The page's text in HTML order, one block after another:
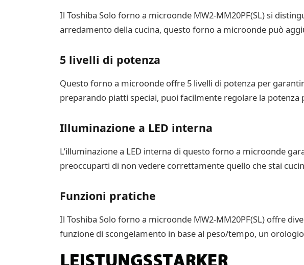
Il Toshiba Solo forno a microonde MW2-MM20PF(SL) si
arredamento della cucina, questo forno a microonde può
5 livelli di potenza
Questo forno a microonde offre 5 livelli di potenza per
preparando piatti speciai, puoi facilmente regolare la
Illuminazione a LED interna
L’illuminazione a LED interna di questo forno a microonde
preoccuparti di non vedere correttamente quello che stai
Funzioni pratiche
Il Toshiba Solo forno a microonde MW2-MM20PF(SL) offre
funzione di scongelamento in base al peso/tempo, un